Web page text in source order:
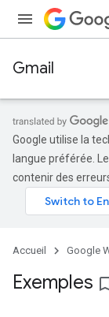
Gmail
Google utilise la
langue préférée.
contenir des
Accueil Google
Exemples